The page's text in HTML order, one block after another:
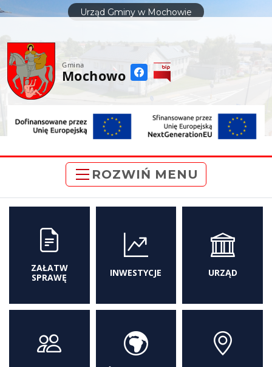
treści
Urząd Gminy w Mochowie
Gmina
Mochowo
ROZWIŃ MENU
ZAŁATW
SPRAWĘ
INWESTYCJE URZĄD